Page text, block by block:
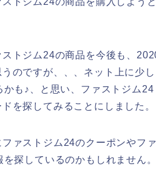
トジム24の商品を今後も、
のですが、、、ネット上に少し
も♪、と思い、ファストジム24
を探してみることにしました。
ァストジム24のクーポンやファ
探しているのかもしれません。